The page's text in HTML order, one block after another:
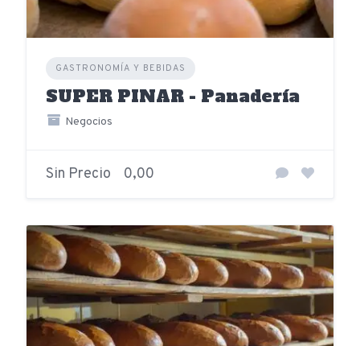
GASTRONOMÍA Y BEBIDAS
SUPER PINAR - Panadería
Negocios
Sin Precio 0,00